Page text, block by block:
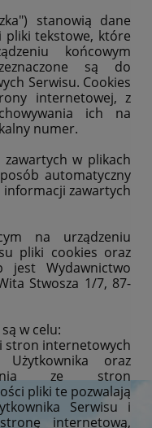
stanowią dane
pliki tekstowe, które
końcowym
są do
Serwisu. Cookies
internetowej, z
ich na
numer.
w plikach
automatyczny
zawartych
na urządzeniu
pliki cookies oraz
jest Wydawnictwo
Stwosza 1/7, 87-
w celu:
stron internetowych
oraz
ze stron
pliki te pozwalają
Serwisu i
internetową,